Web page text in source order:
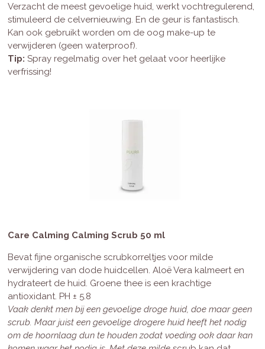
Verzacht de meest gevoelige huid, werkt vochtregulerend,
stimuleerd de celvernieuwing. En de geur is fantastisch.
Kan ook gebruikt worden om de oog make-up te
verwijderen (geen waterproof).
Tip: Spray regelmatig over het gelaat voor heerlijke
verfrissing!
Care Calming Calming Scrub 50 ml
Bevat fijne organische scrubkorreltjes voor milde
verwijdering van dode huidcellen. Aloë Vera kalmeert en
hydrateert de huid. Groene thee is een krachtige
antioxidant. PH ± 5.8
Vaak denkt men bij een gevoelige droge huid, doe maar geen
scrub. Maar juist een gevoelige drogere huid heeft het nodig
om de hoornlaag dun te houden zodat voeding ook daar kan